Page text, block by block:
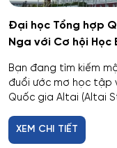
Công nghệ tài
Công nghệ và
Công nghệ xử lý
Đại học Tổng hợp
Nga với Cơ hội Học
Bạn đang tìm kiếm
đuổi ước mơ học tập
Quốc gia Altai (Altai
XEM CHI TIẾT